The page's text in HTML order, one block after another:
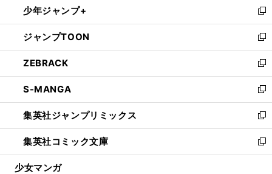
く
で
開
く
ド
ウ
で
開
く
ィ
ン
ド
ウ
で
開
く
い
ウ
ィ
ン
ド
ウ
で
開
く
少年ジャンプ+
新
し
い
ウ
ィ
ン
ド
ウ
で
開
く
ジャンプTOON
新
し
い
ウ
ィ
ン
ド
ウ
で
開
ZEBRACK
新
し
い
ウ
ィ
ン
ド
ウ
S-MANGA
新
し
い
ウ
ィ
ン
集英社ジャンプリミックス
新
し
い
ウ
集英社コミック文庫
新
し
少女マンガ